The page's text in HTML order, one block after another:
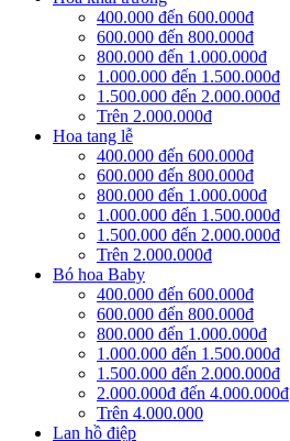
400.000 đến 600.000đ
600.000 đến 800.000đ
800.000 đến 1.000.000đ
1.000.000 đến 1.500.000đ
1.500.000 đến 2.000.000đ
Trên 2.000.000đ
Hoa tang lễ
400.000 đến 600.000đ
600.000 đến 800.000đ
800.000 đến 1.000.000đ
1.000.000 đến 1.500.000đ
1.500.000 đến 2.000.000đ
Trên 2.000.000đ
Bó hoa Baby
400.000 đến 600.000đ
600.000 đến 800.000đ
800.000 đến 1.000.000đ
1.000.000 đến 1.500.000đ
1.500.000 đến 2.000.000đ
2.000.000đ đến 4.000.000đ
Trên 4.000.000
Lan hồ điệp